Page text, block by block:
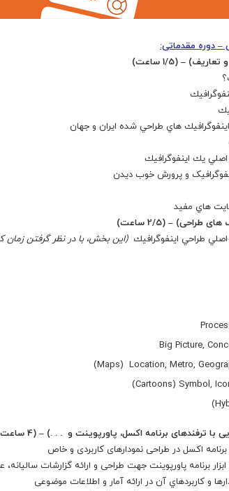
دوره مقدماتی:
اينفوگرافيك هاي طراحي شده ايران و جهان
يك اينفوگرافيك
و پرورش خوب دیدن
هاي مفيد
(اين بخش، با در نظر گرفتن زمان
Big Picture,
Maps) Location, Metro,
Cartoons) Symbol,
اکسل در طراحی نمودارهای کاربردی و خاص
برنامه پاورپوینت جهت طراحی و ارائه گزارشات سالیانه،
و كاربردهاي آن در ارائه آمار و اطلاعات موضوعی